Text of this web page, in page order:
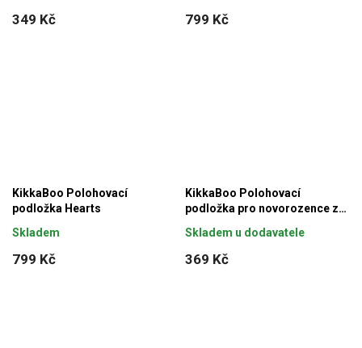
349 Kč 799 Kč
KikkaBoo Polohovací
podložka Hearts
799 Kč
Skladem
KikkaBoo Polohovací
podložka pro novorozence z
369 Kč
Skladem u dodavatele